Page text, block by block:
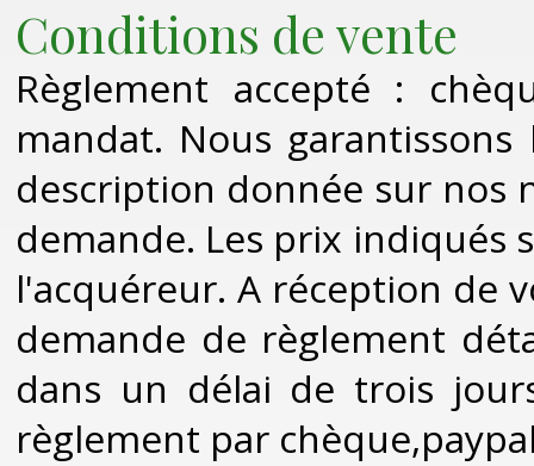
Conditions de vente
Règlement accepté :
mandat. Nous
description donnée sur nos
demande. Les prix indiqués
l'acquéreur. A réception de
demande de règlement
dans un délai de trois
règlement par